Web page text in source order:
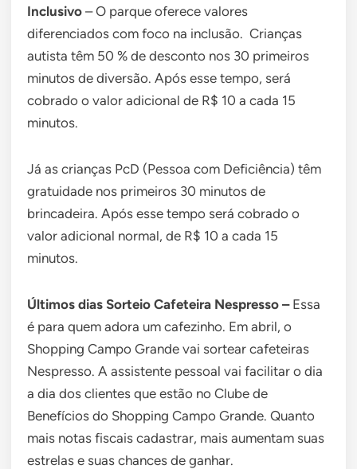
Inclusivo – O parque oferece valores
diferenciados com foco na inclusão. Crianças
autista têm 50 % de desconto nos 30 primeiros
minutos de diversão. Após esse tempo, será
cobrado o valor adicional de R$ 10 a cada 15
minutos.
Já as crianças PcD (Pessoa com Deficiência) têm
gratuidade nos primeiros 30 minutos de
brincadeira. Após esse tempo será cobrado o
valor adicional normal, de R$ 10 a cada 15
minutos.
Últimos dias Sorteio Cafeteira Nespresso – Essa
é para quem adora um cafezinho. Em abril, o
Shopping Campo Grande vai sortear cafeteiras
Nespresso. A assistente pessoal vai facilitar o dia
a dia dos clientes que estão no Clube de
Benefícios do Shopping Campo Grande. Quanto
mais notas fiscais cadastrar, mais aumentam suas
estrelas e suas chances de ganhar.